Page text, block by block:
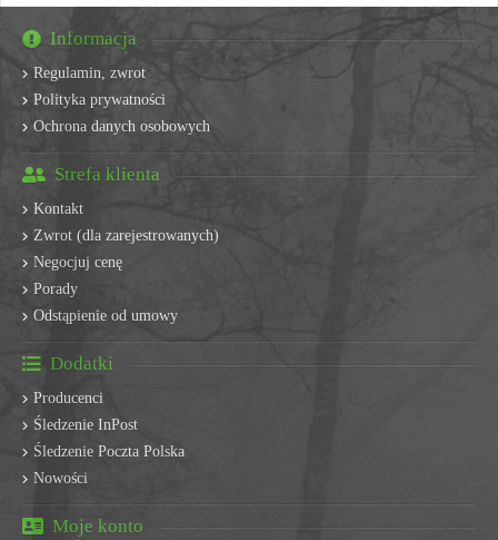
Informacja
Regulamin, zwrot
Polityka prywatności
Ochrona danych osobowych
Strefa klienta
Kontakt
Zwrot (dla zarejestrowanych)
Negocjuj cenę
Porady
Odstąpienie od umowy
Dodatki
Producenci
Śledzenie InPost
Śledzenie Poczta Polska
Nowości
Moje konto